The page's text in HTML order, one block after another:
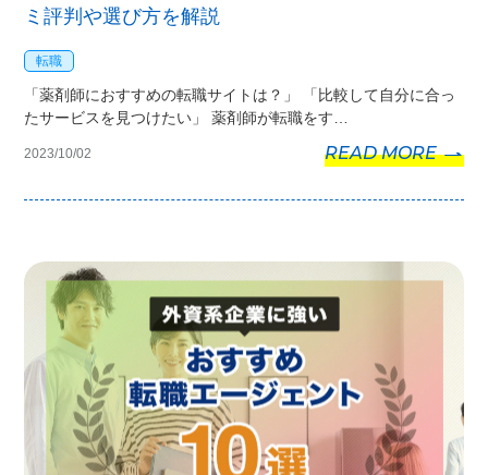
ミ評判や選び方を解説
転職
「薬剤師におすすめの転職サイトは？」 「比較して自分に合っ
たサービスを見つけたい」 薬剤師が転職をす…
2023/10/02 READ MORE